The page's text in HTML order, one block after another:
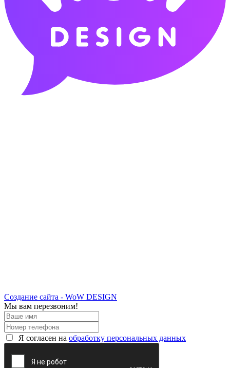
Создание сайта - WoW DESIGN
Мы вам перезвоним!
Я согласен на обработку персональных данных